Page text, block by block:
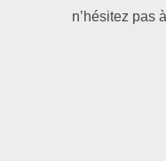
n’hésitez pas